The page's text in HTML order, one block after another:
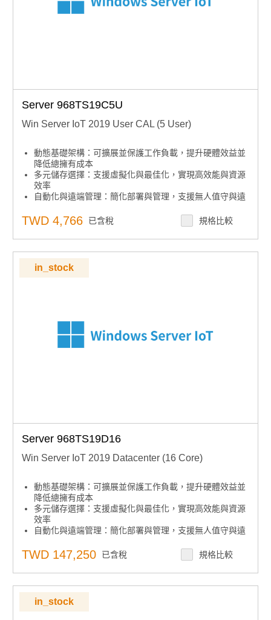
Server 968TS19C5U
Win Server IoT 2019 User CAL (5 User)
動態基礎架構：可擴展並保護工作負載，提升硬體效益並
降低總擁有成本
多元儲存選擇：支援虛擬化與最佳化，實現高效能與資源
效率
自動化與遠端管理：簡化部署與管理，支援無人值守與遠
集中安全控管：內建安全功能，集中管理存取與稽核
下單須知：嵌入式授權產品不可取消、退貨或退款，下單
前請確認型號
TWD 4,766 已含稅 規格比較
in_stock
Server 968TS19D16
Win Server IoT 2019 Datacenter (16 Core)
動態基礎架構：可擴展並保護工作負載，提升硬體效益並
降低總擁有成本
多元儲存選擇：支援虛擬化與最佳化，實現高效能與資源
效率
自動化與遠端管理：簡化部署與管理，支援無人值守與遠
集中安全控管：內建安全功能，集中管理存取與稽核
下單須知：嵌入式授權產品不可取消、退貨或退款，下單
前請確認型號
TWD 147,250 已含稅 規格比較
in_stock